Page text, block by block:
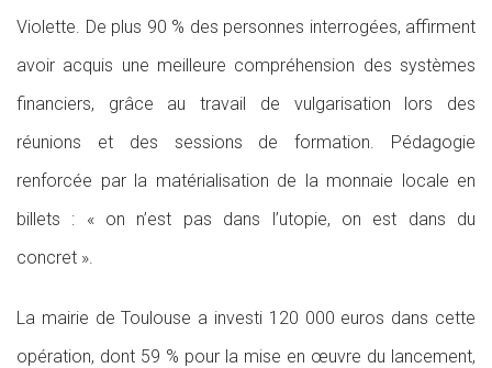
Violette. De plus 90 % des personnes interrogées, affirment
avoir acquis une meilleure compréhension des systèmes
financiers, grâce au travail de vulgarisation lors des
réunions et des sessions de formation. Pédagogie
renforcée par la matérialisation de la monnaie locale en
billets : « on n’est pas dans l’utopie, on est dans du
concret ».
La mairie de Toulouse a investi 120 000 euros dans cette
opération, dont 59 % pour la mise en œuvre du lancement,